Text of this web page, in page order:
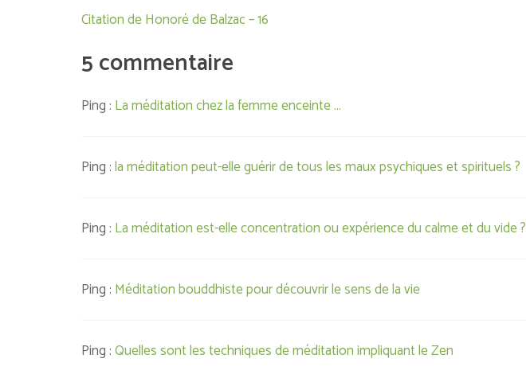
Navigation
l’article
Citation de Honoré de Balzac – 16
5 commentaire
Ping : La méditation chez la femme enceinte ...
Ping :la méditation peut-elle guérir de tous les maux psychiques et spirituels ?
Ping : La méditation est-elle concentration ou expérience du calme et du vide ?
Ping : Méditation bouddhiste pour découvrir le sens de la vie
Ping :Quelles sont les techniques de méditation impliquant le Zen